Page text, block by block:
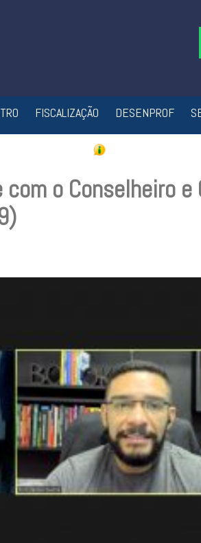
FISCALIZAÇÃO DESENPROF
o Conselheiro e